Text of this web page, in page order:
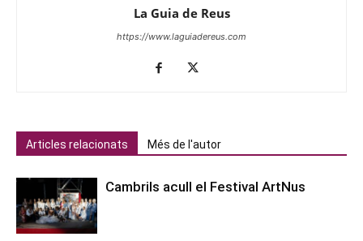
La Guia de Reus
https://www.laguiadereus.com
Articles relacionats Més de l'autor
Cambrils acull el Festival ArtNus